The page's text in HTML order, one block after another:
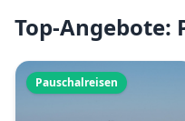
Top-Angebote:
Pauschalreisen